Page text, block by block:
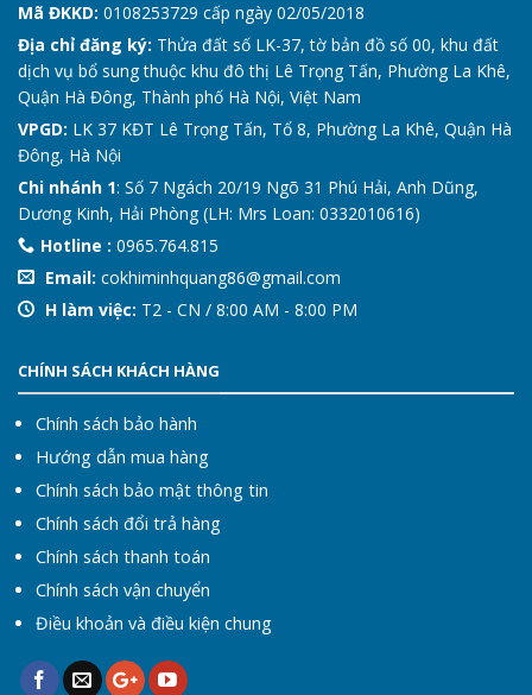
Mã ĐKKD: 0108253729 cấp ngày 02/05/2018
Địa chỉ đăng ký: Thửa đất số LK-37, tờ bản đồ số 00, khu đất
dịch vụ bổ sung thuộc khu đô thị Lê Trọng Tấn, Phường La Khê,
Quận Hà Đông, Thành phố Hà Nội, Việt Nam
VPGD: LK 37 KĐT Lê Trọng Tấn, Tổ 8, Phường La Khê, Quận Hà
Đông, Hà Nội
Chi nhánh 1: Số 7 Ngách 20/19 Ngõ 31 Phú Hải, Anh Dũng,
Dương Kinh, Hải Phòng (LH: Mrs Loan: 0332010616)
Hotline : 0965.764.815
Email: cokhiminhquang86@gmail.com
H làm việc: T2 - CN / 8:00 AM - 8:00 PM
CHÍNH SÁCH KHÁCH HÀNG
Chính sách bảo hành
Hướng dẫn mua hàng
Chính sách bảo mật thông tin
Chính sách đổi trả hàng
Chính sách thanh toán
Chính sách vận chuyển
Điều khoản và điều kiện chung